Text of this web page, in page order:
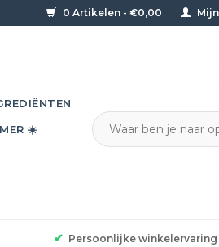
0 Artikelen - €0,00
☀️
✔ Persoonlijke winkelervaring